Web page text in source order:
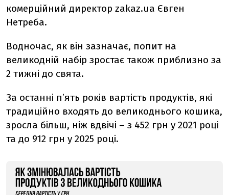
комерційний директор zakaz.ua Євген
Нетреба.
Водночас, як він зазначає, попит на
великодній набір зростає також приблизно за
2 тижні до свята.
За останні п’ять років вартість продуктів, які
традиційно входять до великоднього кошика,
зросла більш, ніж вдвічі – з 452 грн у 2021 році
та до 912 грн у 2025 році.